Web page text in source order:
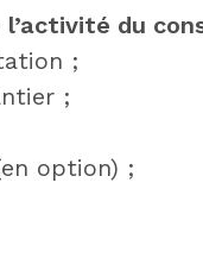
du
;
;
option) ;